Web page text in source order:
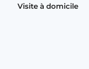
Visite à domicile